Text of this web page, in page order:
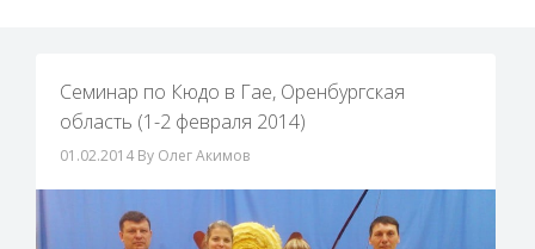
Семинар по Кюдо в Гае, Оренбургская
область (1-2 февраля 2014)
01.02.2014 By Олег Акимов